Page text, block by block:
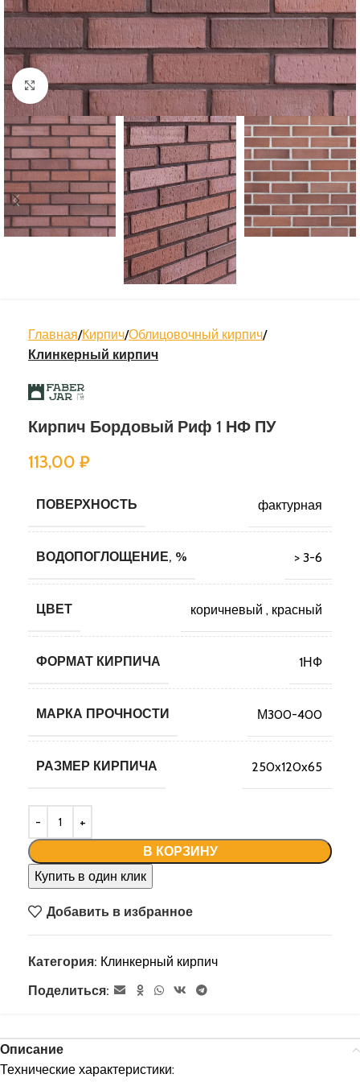
Нажмите, чтобы увеличить
Главная Кирпич Облицовочный кирпич
Клинкерный кирпич
Кирпич Бордовый Риф 1 НФ ПУ
113,00 ₽
ПОВЕРХНОСТЬ фактурная
ВОДОПОГЛОЩЕНИЕ, % > 3-6
ЦВЕТ коричневый , красный
ФОРМАТ КИРПИЧА 1НФ
МАРКА ПРОЧНОСТИ М300-400
РАЗМЕР КИРПИЧА 250x120x65
В КОРЗИНУ
Купить в один клик
Добавить в избранное
Категория: Клинкерный кирпич
Поделиться:
Описание
Технические характеристики: